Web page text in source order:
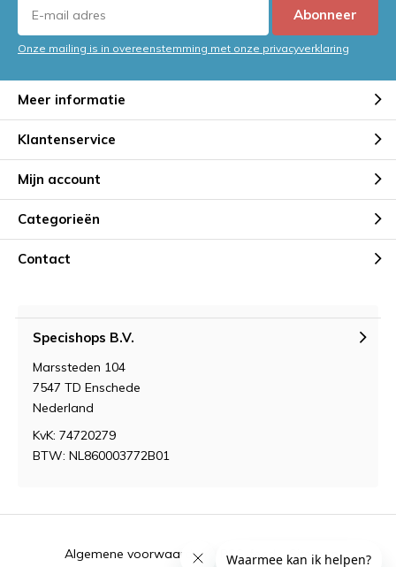
Abonneer
Onze mailing is in overeenstemming met onze privacyverklaring
Meer informatie
Klantenservice
Mijn account
Categorieën
Contact
Specishops B.V.
Marssteden 104
7547 TD Enschede
Nederland
KvK: 74720279
BTW: NL860003772B01
Algemene voorwaarden RSS-feed Sitemap